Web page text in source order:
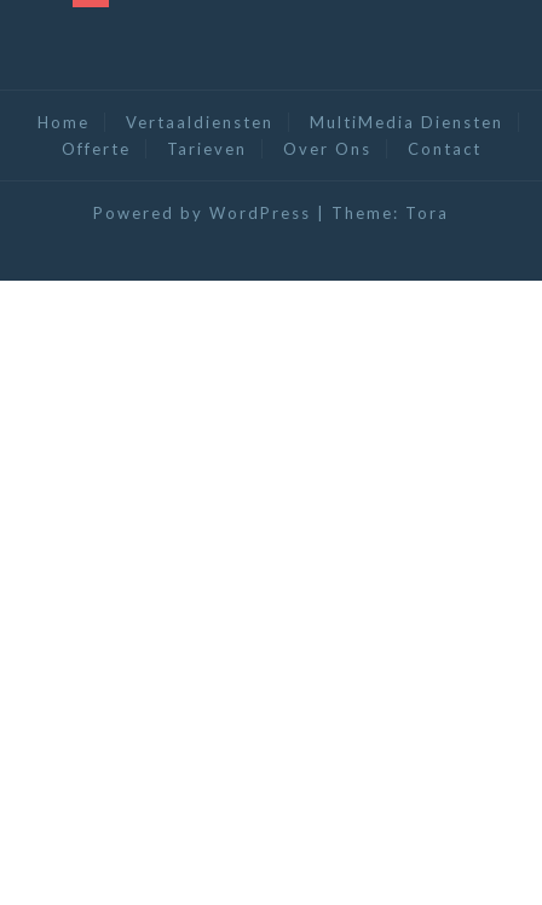
Home Vertaaldiensten
MultiMedia Diensten
Offerte
Tarieven Over Ons Contact
Powered by WordPress Theme: Tora